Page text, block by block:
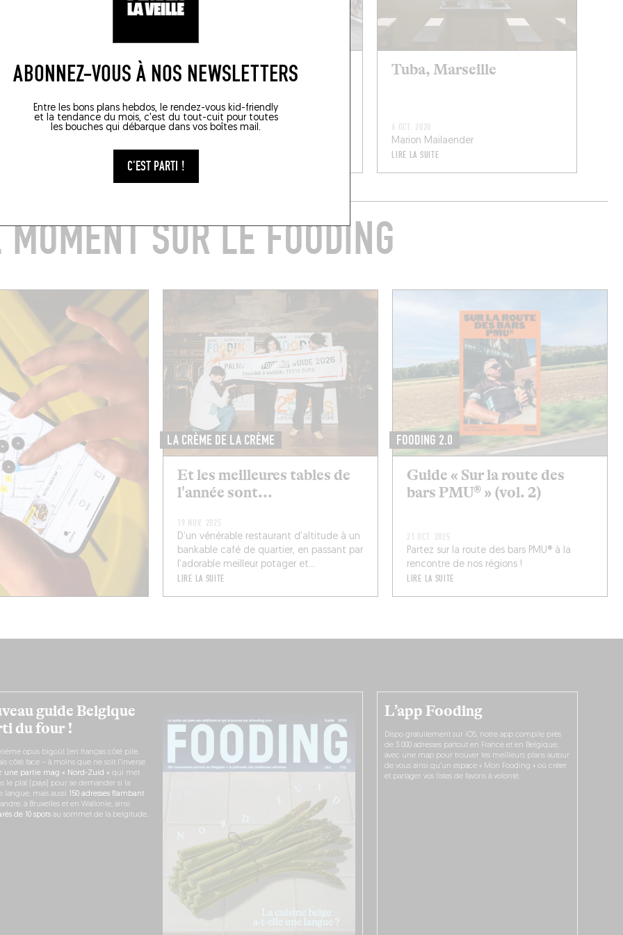
ABONNEZ-VOUS À NOS NEWSLETTERS
Entre les bons plans hebdos, le rendez-vous kid-friendly
et la tendance du mois, c'est du tout-cuit pour toutes
les bouches qui débarque dans vos boîtes mail.
C'EST PARTI !
Tortuga, Paris
17 OCT. 2020
Tuba, Marseille
6 OCT. 2020
Marion Mailaender
LIRE LA SUITE
SUR LE FOODING
LA CRÈME DE LA CRÈME
Et les meilleures tables de
l'année sont...
19 NOV. 2025
D’un vénérable restaurant d’altitude à un
bankable café de quartier, en passant par
l’adorable meilleur potager et...
LIRE LA SUITE
FOODING 2.0
Guide « Sur la route des
bars PMU® » (vol. 2)
21 OCT. 2025
Partez sur la route des bars PMU® à la
rencontre de nos régions !
LIRE LA SUITE
guide Belgique
du four !
opus bigoût (en français côté pile,
côté face – à moins que ne soit l’inverse
une partie mag « Nord-Zuid » qui met
le plat (pays) pour se demander si la
langue, mais aussi 150 adresses flambant
à Bruxelles et en Wallonie, ainsi
de 10 spotsau sommet de la belgitude.
L’app Fooding
Dispo gratuitement sur iOS, notre app compile près
de 3 000 adresses partout en France et en Belgique,
avec une map pour trouver les meilleurs plans autour
de vous ainsi qu’un espace « Mon Fooding » où créer
et partager vos listes de favoris à volonté.